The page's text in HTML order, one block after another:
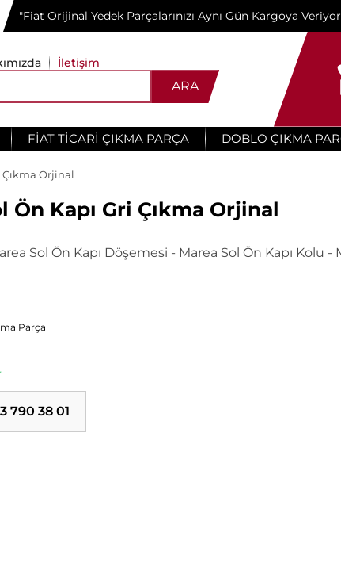
"Fiat Orijinal Yedek Parçalarınızı Aynı Gün Kargoya
İletişim
ARA
FIAT TICARI ÇIKMA PARÇA DOBLO ÇIKMA
Çıkma Orjinal
Ön Kapı Gri Çıkma Orjinal
Sol Ön Kapı Döşemesi - Marea Sol Ön Kapı Kolu -
Parça
790 38 01